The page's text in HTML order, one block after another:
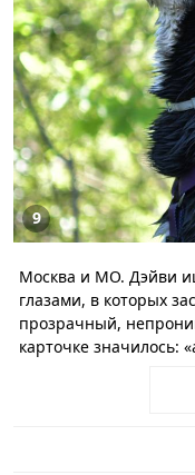
9
Москва и МО. Дэйви
глазами, в которых
прозрачный,
карточке значилось: